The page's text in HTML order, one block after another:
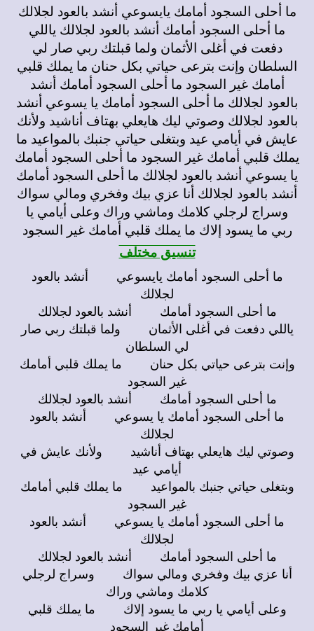
ما أحلى السجود أمامك يايسوعي أنشد بالعود لجلالك
ما أحلى السجود أمامك أنشد بالعود لجلالك ياللي
دفعت في أغلى الأثمان ولما قبلتك ربي صار لي
السلطان وإنت بترعى حياتي بكل حنان ما يملك قلبي
أمامك غير السجود ما أحلى السجود أمامك أنشد
بالعود لجلالك ما أحلى السجود أمامك يا يسوعي أنشد
بالعود لجلالك وصوتي ليك هايعلي بهتاف أناشيد ولأنك
عايش في أيامي عيد وبتغلى حياتي جنبك بالمواعيد ما
يملك قلبي أمامك غير السجود ما أحلى السجود أمامك
يا يسوعي أنشد بالعود لجلالك ما أحلى السجود أمامك
أنشد بالعود لجلالك أنا عزي بيك وفخري ومالي سواك
وسراج لرجلي كلامك وماشي وراك وعلى أيامي يا
ربي ما يسود إلاك ما يملك قلبي أمامك غير السجود
تنسيق مختلف
ما أحلى السجود أمامك يايسوعي أنشد بالعود
لجلالك
ما أحلى السجود أمامك أنشد بالعود لجلالك
ياللي دفعت في أغلى الأثمان ولما قبلتك ربي صار
لي السلطان
وإنت بترعى حياتي بكل حنان ما يملك قلبي أمامك
غير السجود
ما أحلى السجود أمامك أنشد بالعود لجلالك
ما أحلى السجود أمامك يا يسوعي أنشد بالعود
لجلالك
وصوتي ليك هايعلي بهتاف أناشيد ولأنك عايش في
أيامي عيد
وبتغلى حياتي جنبك بالمواعيد ما يملك قلبي أمامك
غير السجود
ما أحلى السجود أمامك يا يسوعي أنشد بالعود
لجلالك
ما أحلى السجود أمامك أنشد بالعود لجلالك
أنا عزي بيك وفخري ومالي سواك وسراج لرجلي
كلامك وماشي وراك
وعلى أيامي يا ربي ما يسود إلاك ما يملك قلبي
أمامك غير السجود